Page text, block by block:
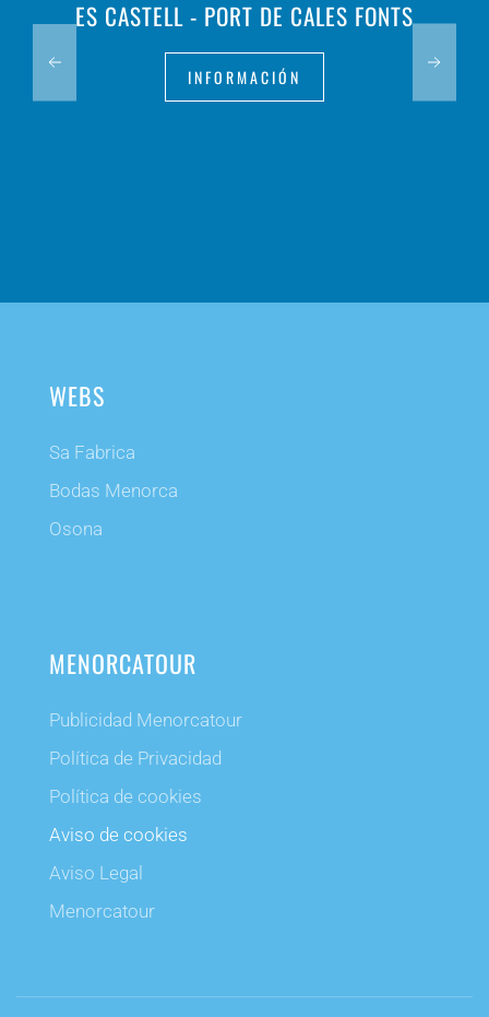
ES CASTELL - PORT DE CALES FONTS
INFORMACIÓN
WEBS
Sa Fabrica
Bodas Menorca
Osona
MENORCATOUR
Publicidad Menorcatour
Política de Privacidad
Política de cookies
Aviso de cookies
Aviso Legal
Menorcatour